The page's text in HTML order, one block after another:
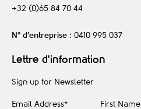
+32 (0)65 84 70 44
N° d’entreprise : 0410 995 037
Lettre d'information
Sign up for Newsletter
Email Address* First Name